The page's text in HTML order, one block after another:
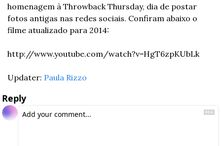
homenagem à Throwback Thursday, dia de postar
fotos antigas nas redes sociais. Confiram abaixo o
filme atualizado para 2014:
http://www.youtube.com/watch?v=HgT6zpKUbLk
Updater: Paula Rizzo
Reply